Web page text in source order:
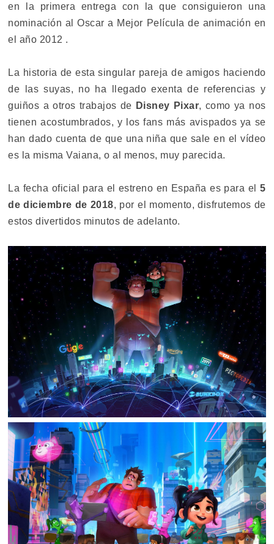
en la primera entrega con la que consiguieron una
nominación al Oscar a Mejor Película de animación en
el año 2012 .
La historia de esta singular pareja de amigos haciendo
de las suyas, no ha llegado exenta de referencias y
guiños a otros trabajos de Disney Pixar, como ya nos
tienen acostumbrados, y los fans más avispados ya se
han dado cuenta de que una niña que sale en el vídeo
es la misma Vaiana, o al menos, muy parecida.
La fecha oficial para el estreno en España es para el5
de diciembre de 2018, por el momento, disfrutemos de
estos divertidos minutos de adelanto.